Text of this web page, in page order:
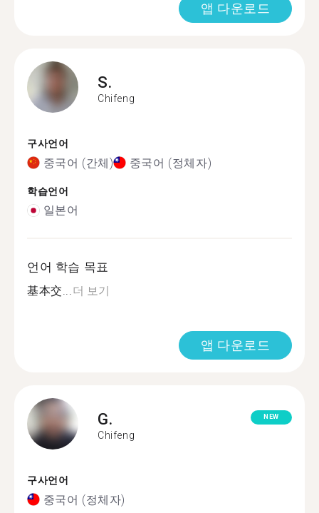
앱 다운로드
S.
Chifeng
구사언어
중국어 (간체) 중국어 (정체자)
학습언어
일본어
언어 학습 목표
基本交...더 보기
앱 다운로드
G.
Chifeng
NEW
구사언어
중국어 (정체자)